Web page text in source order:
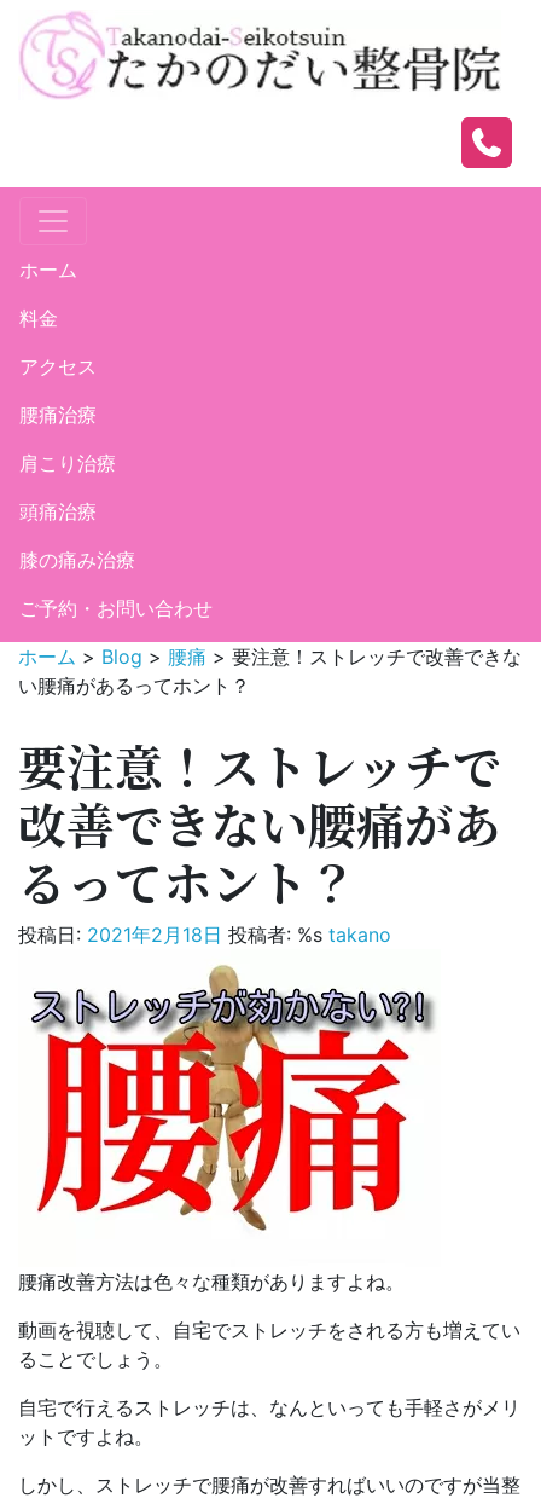
ホーム
料金
アクセス
腰痛治療
肩こり治療
頭痛治療
膝の痛み治療
ご予約・お問い合わせ
ホーム > Blog > 腰痛 > 要注意！ストレッチで改善できな
い腰痛があるってホント？
要注意！ストレッチで
改善できない腰痛があ
るってホント？
投稿日: 2021年2月18日 投稿者: %s takano
腰痛改善方法は色々な種類がありますよね。
動画を視聴して、自宅でストレッチをされる方も増えてい
ることでしょう。
自宅で行えるストレッチは、なんといっても手軽さがメリ
ットですよね。
しかし、ストレッチで腰痛が改善すればいいのですが当整